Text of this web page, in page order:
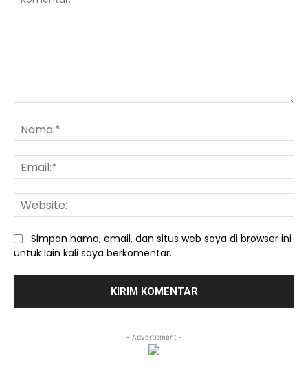
Simpan nama, email, dan situs web saya di browser ini
untuk lain kali saya berkomentar.
- Advertisment -